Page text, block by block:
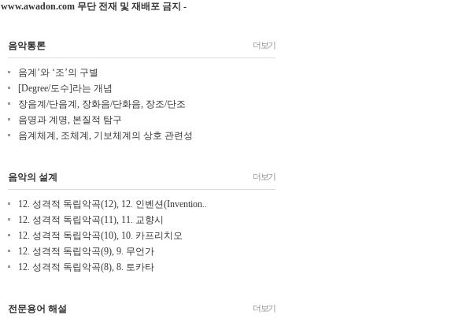
www.awadon.com무단 전재 및 재배포 금지 -
음악통론 더보기
음계’와 ‘조’의 구별
[Degree/도수]라는 개념
장음계/단음계, 장화음/단화음, 장조/단조
음명과 계명, 본질적 탐구
음계체계, 조체계, 기보체계의 상호 관련성
음악의 설계 더보기
12. 성격적 독립악곡(12), 12. 인벤션(Invention..
12. 성격적 독립악곡(11), 11. 교향시
12. 성격적 독립악곡(10), 10. 카프리치오
12. 성격적 독립악곡(9), 9. 무언가
12. 성격적 독립악곡(8), 8. 토카타
전문용어 해설 더보기